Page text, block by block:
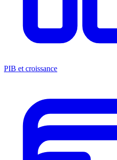
PIB et croissance